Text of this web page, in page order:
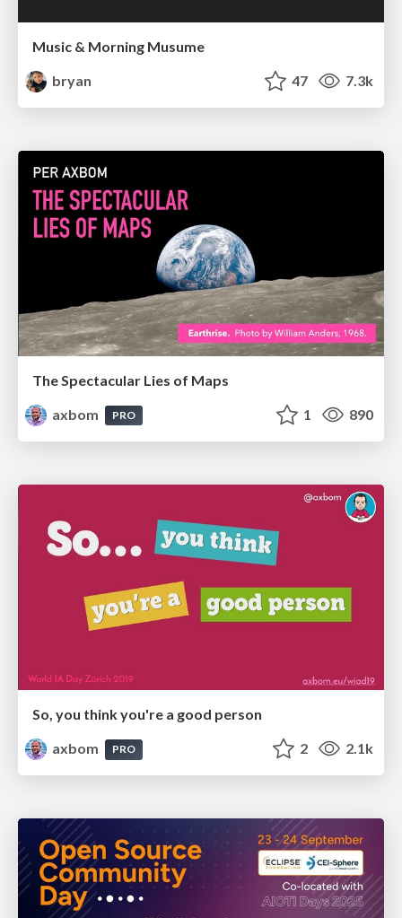
Music & Morning Musume
bryan
47 7.3k
The Spectacular Lies of Maps
axbom
PRO 1 890
So, you think you're a good person
axbom
PRO 2 2.1k